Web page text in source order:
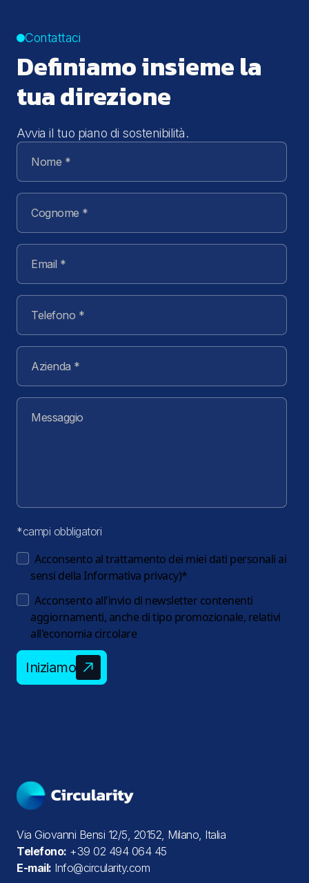
Contattaci
Definiamo insieme la
tua direzione
Avvia il tuo piano di sostenibilità.
*campi obbligatori
Acconsento al trattamento dei miei dati personali ai
sensi dellaInformativa privacy)*
Acconsento all'invio di newsletter contenenti
aggiornamenti, anche di tipo promozionale, relativi
all'economia circolare
Iniziamo
Via Giovanni Bensi 12/5, 20152, Milano, Italia
Telefono: +39 02 494 064 45
E-mail: Info@circularity.com